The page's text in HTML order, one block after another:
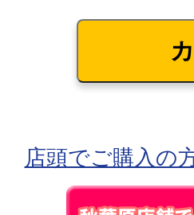
店頭でご購入の